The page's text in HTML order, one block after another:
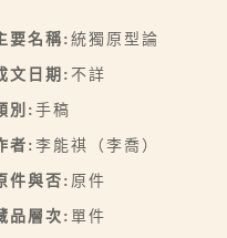
要名稱: 統獨原型論
文日期: 不詳
別: 手稿
者: 李能祺（李喬）
件與否: 原件
品層次:單件